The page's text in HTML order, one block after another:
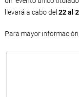
llevará a cabo del 22 al
Para mayor